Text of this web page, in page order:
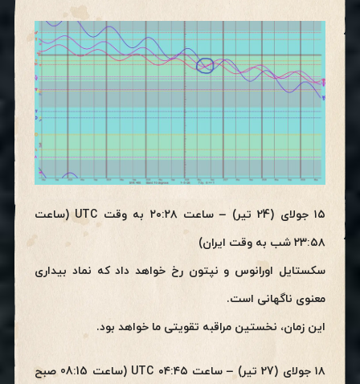
۱۵ جولای (24 تیر) – ساعت ۲۰:۲۸ به وقت UTC (ساعت
۲۳:۵۸ شب به وقت ایران)
سکستایل اورانوس و نپتون رخ خواهد داد که نماد بیداری
معنوی ناگهانی است.
این زمان، نخستین مراقبه تقویتی ما خواهد بود.
۱۸ جولای (27 تیر) – ساعت ۰۴:۴۵ UTC (ساعت 08:15 صبح